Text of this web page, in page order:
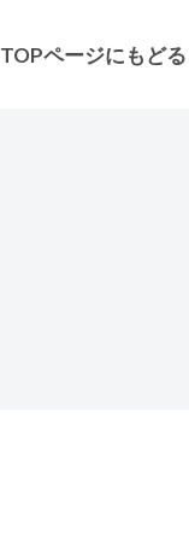
TOPページにもどる